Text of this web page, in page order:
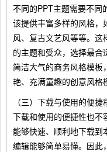
不同的PPT主题需要不同
该提供丰富多样的风格，
风、复古文艺风等等。
的主题和受众，选择最
简洁大气的商务风格模板
艳、充满童趣的创意风格
（三）下载与使用的便捷
下载和使用的便捷性也不
能够快速、顺利地下载
编辑能够简单易懂。因此